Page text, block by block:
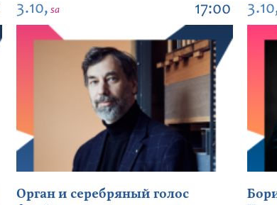
3.10, sa 17:00
Орган и серебряный голос